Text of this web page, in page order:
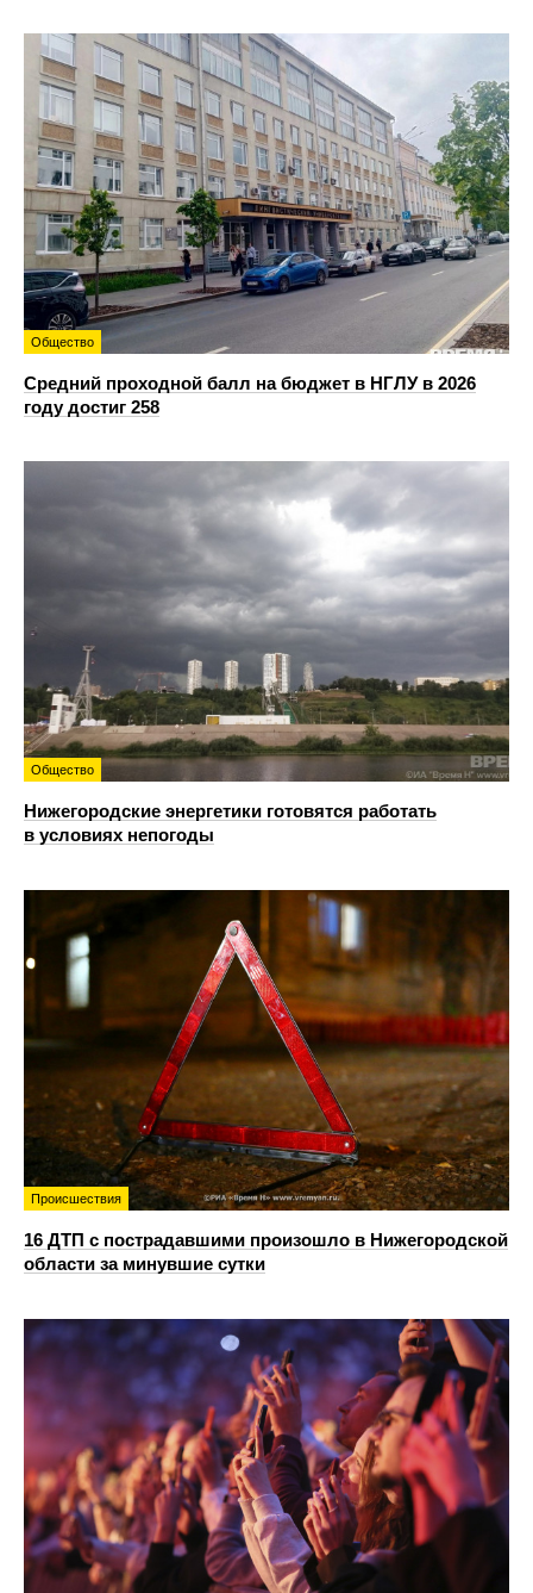
Общество
Средний проходной балл на бюджет в НГЛУ в 2026
году достиг 258
Общество
Нижегородские энергетики готовятся работать
в условиях непогоды
Происшествия
16 ДТП с пострадавшими произошло в Нижегородской
области за минувшие сутки